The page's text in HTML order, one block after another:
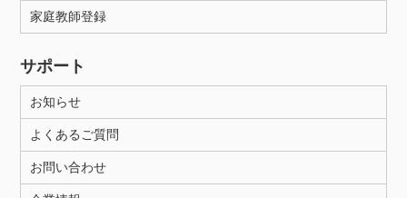
家庭教師登録
サポート
お知らせ
よくあるご質問
お問い合わせ